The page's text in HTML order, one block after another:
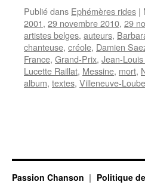
Publié dans Ephémères rides |
2001, 29 novembre 2010, 29
artistes belges, auteurs,
chanteuse, créole, Damien
France, Grand-Prix, Jean-
Lucette Raillat, Messine, mort,
album, textes, Villeneuve-
Passion Chanson Politique